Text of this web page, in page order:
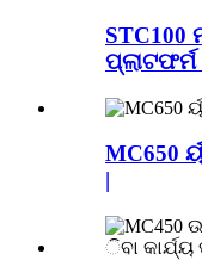
STC100
ପ୍ଲାଟଫର୍ମ
MC650
|